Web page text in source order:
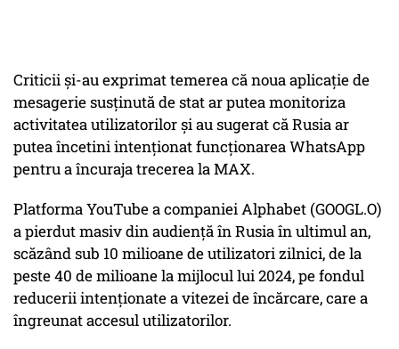
Criticii și-au exprimat temerea că noua aplicație de
mesagerie susținută de stat ar putea monitoriza
activitatea utilizatorilor și au sugerat că Rusia ar
putea încetini intenționat funcționarea WhatsApp
pentru a încuraja trecerea la MAX.
Platforma YouTube a companiei Alphabet (GOOGL.O)
a pierdut masiv din audiență în Rusia în ultimul an,
scăzând sub 10 milioane de utilizatori zilnici, de la
peste 40 de milioane la mijlocul lui 2024, pe fondul
reducerii intenționate a vitezei de încărcare, care a
îngreunat accesul utilizatorilor.